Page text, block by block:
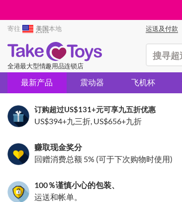
寄往 美国本地 运送及付款
全港最大型情趣用品连锁店
最新产品 震动器 飞机杯
订购超过US$131+元可享九五折优惠
US$394+九三折, US$656+九折
赚取现金奖分
回赠消费总额 5% (可于下次购物时使用)
100％谨慎小心的包装、
运送和帐单。